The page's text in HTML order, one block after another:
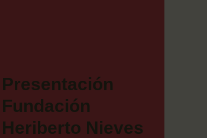
Presentación
Fundación
Heriberto Nieves